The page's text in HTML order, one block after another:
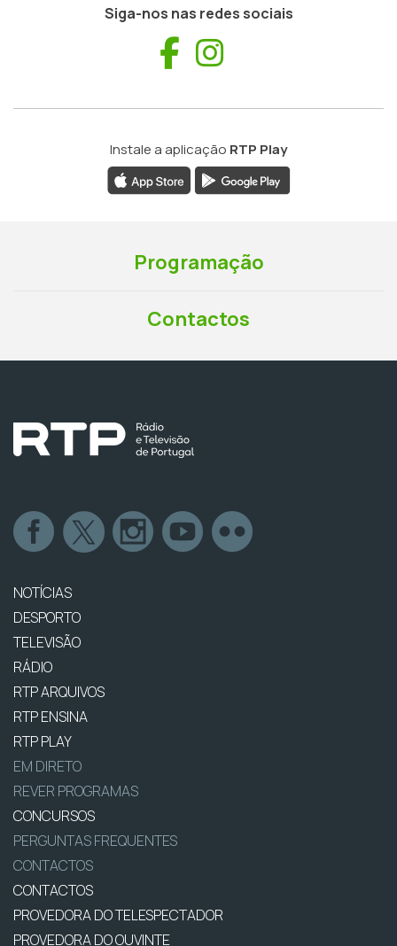
Siga-nos nas redes sociais
Facebook
Instale a aplicação RTP Play
Programação
Contactos
NOTÍCIAS
DESPORTO
TELEVISÃO
RÁDIO
RTP ARQUIVOS
RTP ENSINA
RTP PLAY
EM DIRETO
REVER PROGRAMAS
CONCURSOS
PERGUNTAS FREQUENTES
CONTACTOS
CONTACTOS
PROVEDORA DO TELESPECTADOR
PROVEDORA DO OUVINTE